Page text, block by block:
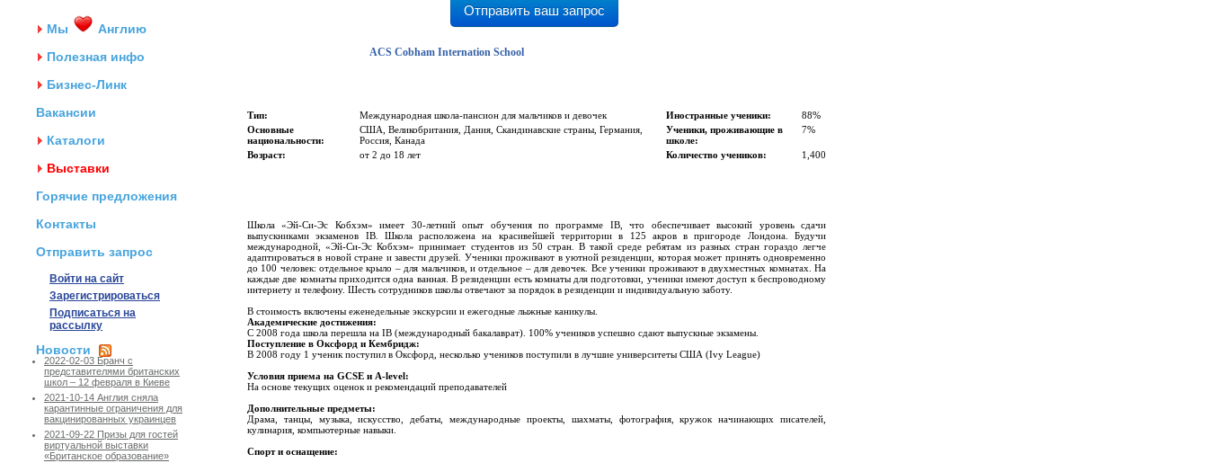
Мы
Англию
Полезная инфо
Бизнес-Линк
Вакансии
Каталоги
Выставки
Горячие предложения
Контакты
Отправить запрос
Войти на сайт
Зарегистрироваться
Подписаться на
рассылку
Новости
2022-02-03 Бранч с
представителями британских
школ – 12 февраля в Киеве
2021-10-14 Англия сняла
карантинные ограничения для
вакцинированных украинцев
2021-09-22 Призы для гостей
виртуальной выставки
«Британское образование»
Отправить ваш запрос
ACS Cobham Internation School
Тип: Международная школа-пансион для мальчиков и девочек Иностранные ученики:
88%
Основные
национальности:
США, Великобритания, Дания, Скандинавские страны, Германия,
Россия, Канада
Ученики, проживающие в
школе:
7%
Возраст: от 2 до 18 лет Количество учеников: 1,400
Школа «Эй-Си-Эс Кобхэм» имеет 30-летний опыт обучения по программе IB, что обеспечивает высокий уровень сдачи
выпускниками экзаменов IB. Школа расположена на красивейшей территории в 125 акров в пригороде Лондона. Будучи
международной, «Эй-Си-Эс Кобхэм» принимает студентов из 50 стран. В такой среде ребятам из разных стран гораздо легче
адаптироваться в новой стране и завести друзей. Ученики проживают в уютной резиденции, которая может принять одновременно
до 100 человек: отдельное крыло – для мальчиков, и отдельное – для девочек. Все ученики проживают в двухместных комнатах. На
каждые две комнаты приходится одна ванная. В резиденции есть комнаты для подготовки, ученики имеют доступ к беспроводному
интернету и телефону. Шесть сотрудников школы отвечают за порядок в резиденции и индивидуальную заботу.
В стоимость включены еженедельные экскурсии и ежегодные лыжные каникулы.
Академические достижения:
С 2008 года школа перешла на IB (международный бакалаврат). 100% учеников успешно сдают выпускные экзамены.
Поступление в Оксфорд и Кембридж:
В 2008 году 1 ученик поступил в Оксфорд, несколько учеников поступили в лучшие университеты США (Ivy League)
Условия приема на GCSE и A-level:
На основе текущих оценок и рекомендаций преподавателей
Дополнительные предметы:
Драма, танцы, музыка, искусство, дебаты, международные проекты, шахматы, фотография, кружок начинающих писателей,
кулинария, компьютерные навыки.
Спорт и оснащение: